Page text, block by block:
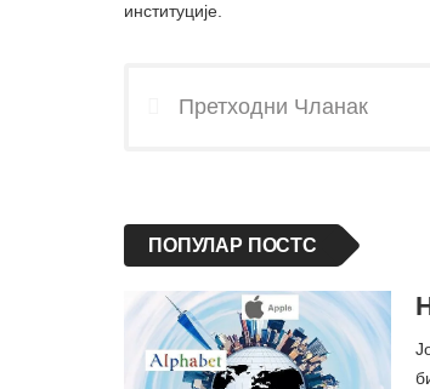
институције.
Претходни Чланак
ПОПУЛАР ПОСТС